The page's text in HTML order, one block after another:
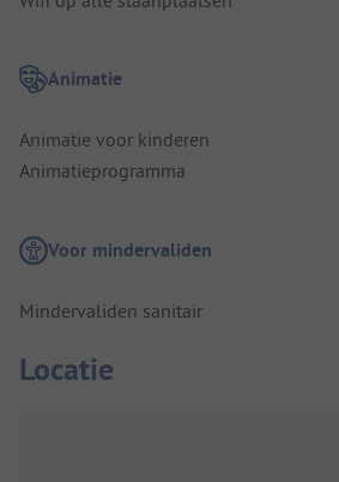
Animatie
Animatie voor kinderen
Animatieprogramma
Voor mindervaliden
Mindervaliden sanitair
Locatie